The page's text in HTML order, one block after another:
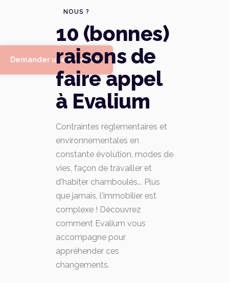
Demander une expertise
NOUS ?
10 (bonnes)
raisons de
faire appel
à Evalium
Contraintes règlementaires et
environnementales en
constante évolution, modes de
vies, façon de travailler et
d'habiter chamboulés... Plus
que jamais, l'immobilier est
complexe ! Découvrez
comment Evalium vous
accompagne pour
appréhender ces
changements.